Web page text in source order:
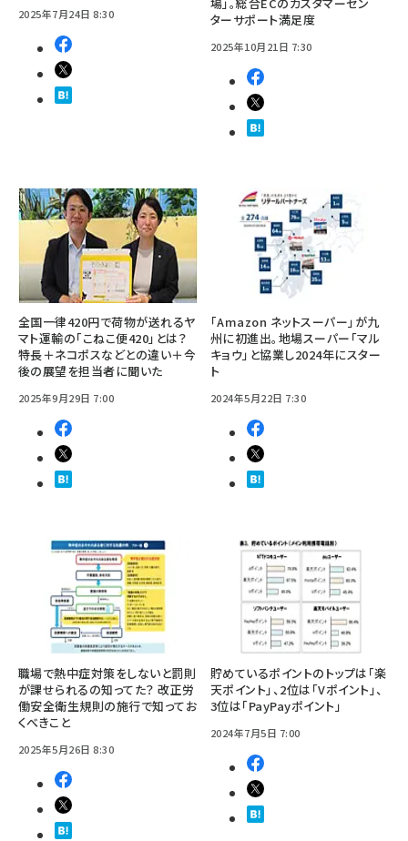
2025年7月24日 8:30
場」。総合ECのカスタマーセン
ターサポート満足度
2025年10月21日 7:30
全国一律420円で荷物が送れるヤ
マト運輸の「こねこ便420」とは？
特長＋ネコポスなどとの違い＋今
後の展望を担当者に聞いた
2025年9月29日 7:00
「Amazon ネットスーパー」が九
州に初進出。地場スーパー「マル
キョウ」と協業し2024年にスター
ト
2024年5月22日 7:30
職場で熱中症対策をしないと罰則
が課せられるの知ってた？ 改正労
働安全衛生規則の施行で知ってお
くべきこと
2025年5月26日 8:30
貯めているポイントのトップは「楽
天ポイント」、2位は「Vポイント」、
3位は「PayPayポイント」
2024年7月5日 7:00